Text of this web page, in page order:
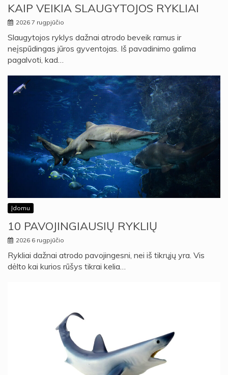
KAIP VEIKIA SLAUGYTOJOS RYKLIAI
2026 7 rugpjūčio
Slaugytojos ryklys dažnai atrodo beveik ramus ir
neįspūdingas jūros gyventojas. Iš pavadinimo galima
pagalvoti, kad…
Įdomu
10 PAVOJINGIAUSIŲ RYKLIŲ
2026 6 rugpjūčio
Rykliai dažnai atrodo pavojingesni, nei iš tikrųjų yra. Vis
dėlto kai kurios rūšys tikrai kelia…